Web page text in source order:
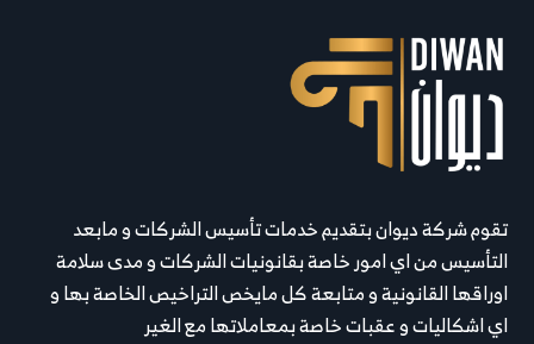
تقوم شركة ديوان بتقديم خدمات تأسيس الشركات و مابعد
التأسيس من اي امور خاصة بقانونيات الشركات و مدى سلامة
اوراقها القانونية و متابعة كل مايخص التراخيص الخاصة بها و
اي اشكاليات و عقبات خاصة بمعاملاتها مع الغير